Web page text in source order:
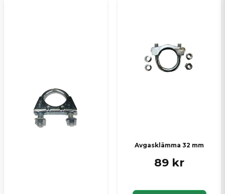
Avgasklämma 32 mm
89 kr